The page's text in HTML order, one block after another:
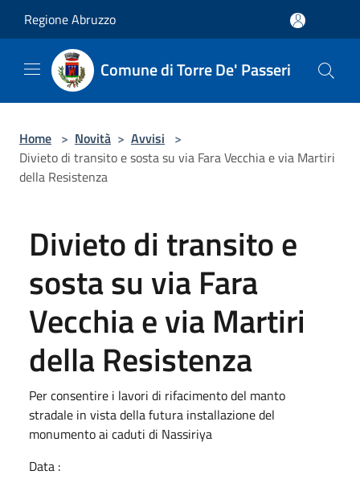
Regione Abruzzo
Comune di Torre De' Passeri
Home > Novità > Avvisi >
Divieto di transito e sosta su via Fara Vecchia e via Martiri
della Resistenza
Divieto di transito e
sosta su via Fara
Vecchia e via Martiri
della Resistenza
Per consentire i lavori di rifacimento del manto
stradale in vista della futura installazione del
monumento ai caduti di Nassiriya
Data :